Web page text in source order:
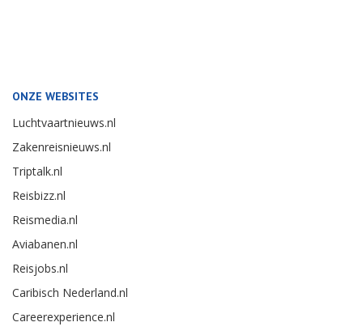
ONZE WEBSITES
Luchtvaartnieuws.nl
Zakenreisnieuws.nl
Triptalk.nl
Reisbizz.nl
Reismedia.nl
Aviabanen.nl
Reisjobs.nl
Caribisch Nederland.nl
Careerexperience.nl